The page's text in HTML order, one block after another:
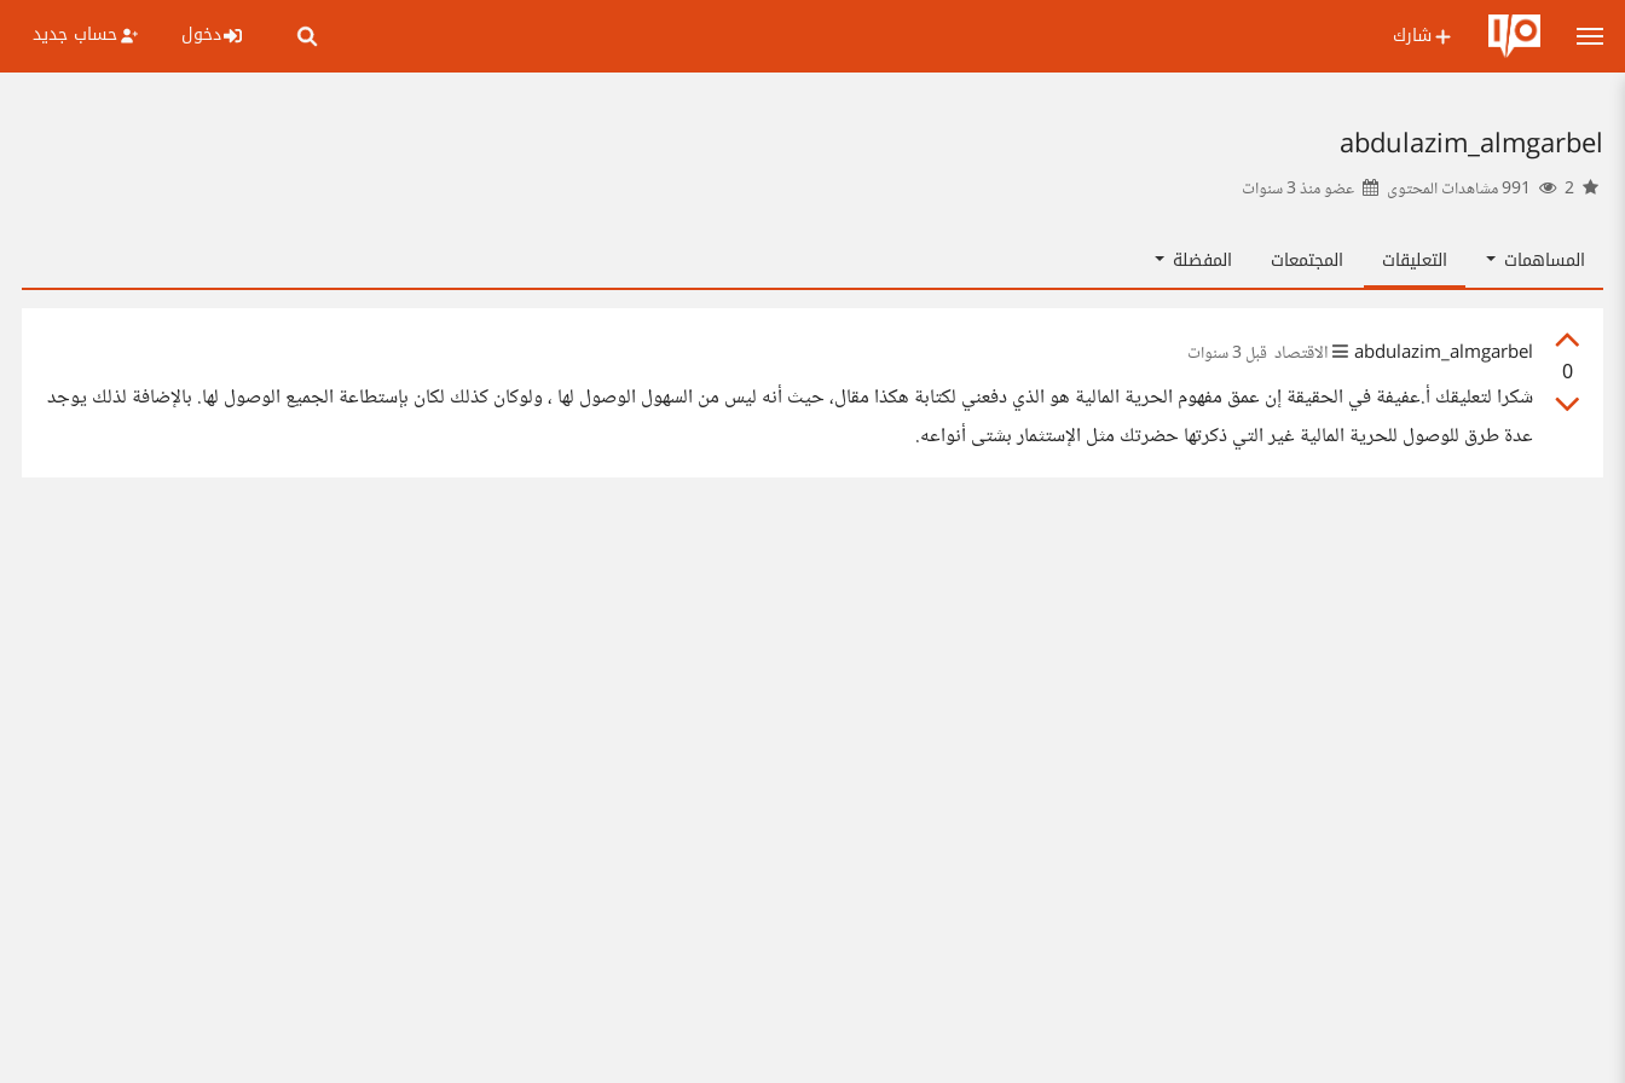
شارك دخول حساب جديد
abdulazim_almgarbel
عضو منذ3 سنوات
المساهمات التعليقات المجتمعات المفضلة
0
abdulazim_almgarbel الاقتصاد قبل 3 سنوات
شكرا لتعليقك أ.عفيفة في الحقيقة إن عمق مفهوم الحرية المالية هو الذي دفعني لكتابة هكذا مقال، حيث أنه ليس من السهول الوصول لها ، ولوكان كذلك لكان بإستطاعة الجميع الوصول لها. بالإضافة لذلك يوجد
عدة طرق للوصول للحرية المالية غير التي ذكرتها حضرتك مثل الإستثمار بشتى أنواعه.